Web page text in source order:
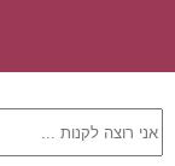
results